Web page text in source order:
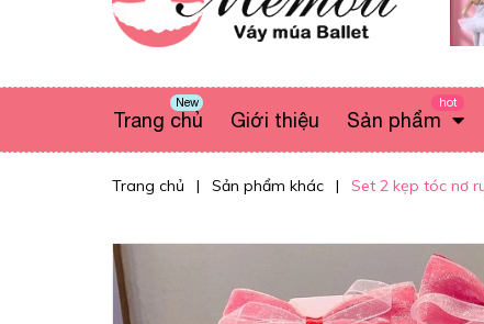
Trang chủ
New
Giới thiệu Sản phẩm
hot
Trang chủ | Sản phẩm khác | Set 2 kẹp tóc nơ